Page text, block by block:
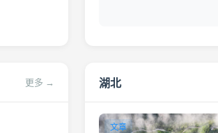
更多 → 湖北
文章